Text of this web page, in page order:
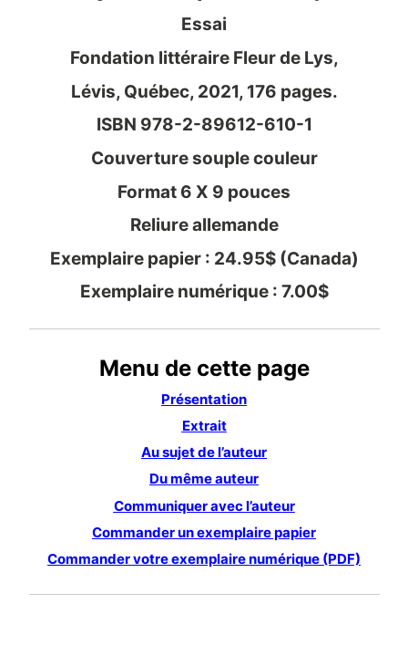
Essai
Fondation littéraire Fleur de Lys,
Lévis, Québec, 2021, 176 pages.
ISBN 978-2-89612-610-1
Couverture souple couleur
Format 6 X 9 pouces
Reliure allemande
Exemplaire papier : 24.95$ (Canada)
Exemplaire numérique : 7.00$
Menu de cette page
Présentation
Extrait
Au sujet de l’auteur
Du même auteur
Communiquer avec l’auteur
Commander un exemplaire papier
Commander votre exemplaire numérique (PDF)